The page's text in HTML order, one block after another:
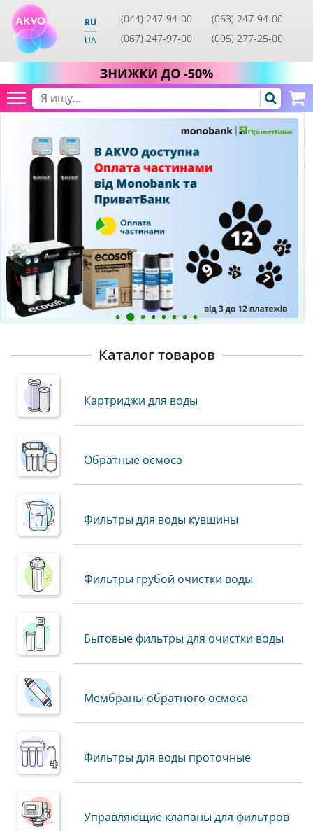
RU
UA
(044) 247-94-00
(063) 247-94-00
(067) 247-97-00
(095) 277-25-00
Каталог товаров
Картриджи для воды
Обратные осмоса
Фильтры для воды кувшины
Фильтры грубой очистки воды
Бытовые фильтры для очистки воды
Мембраны обратного осмоса
Фильтры для воды проточные
Управляющие клапаны для фильтров